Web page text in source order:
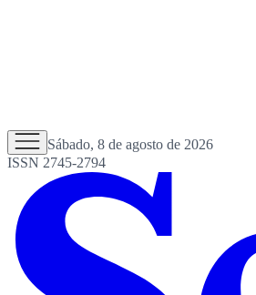
Sábado, 8 de agosto de 2026
ISSN 2745-2794